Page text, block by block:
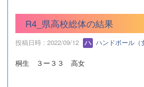
R4_県高校総体の結果
投稿日時 : 2022/09/12 ハンドボール（
桐生 ３ー３３ 高女